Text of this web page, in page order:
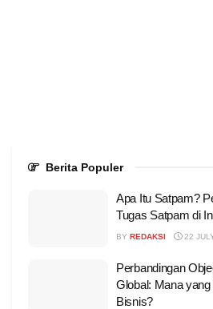
Berita Populer
Apa Itu Satpam?
Tugas Satpam di
BY REDAKSI 22
Perbandingan
Global: Mana
Bisnis?